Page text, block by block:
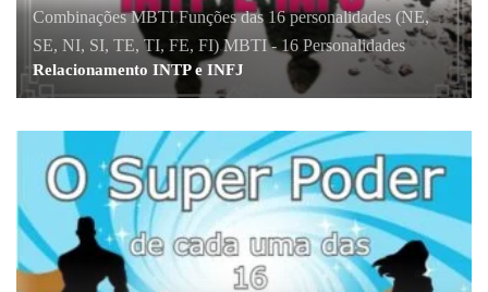
Combinações MBTI,Funções das 16 personalidades (NE,
SE, NI, SI, TE, TI, FE, FI),MBTI - 16 Personalidades
Relacionamento INTP e INFJ